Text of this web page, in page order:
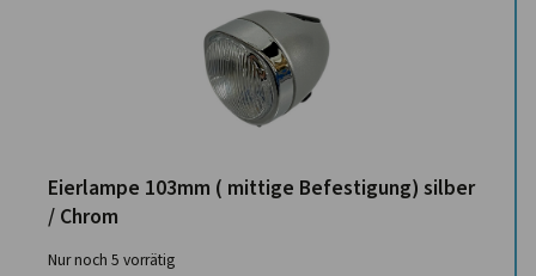
Eierlampe 103mm ( mittige Befestigung) silber
/ Chrom
Nur noch 5 vorrätig